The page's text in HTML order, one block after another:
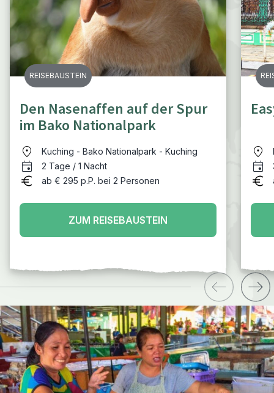
REISEBAUSTEIN
Den Nasenaffen auf der Spur
im Bako Nationalpark
Kuching - Bako Nationalpark - Kuching
2 Tage / 1 Nacht
ab € 295 p.P. bei 2 Personen
ZUM REISEBAUSTEIN